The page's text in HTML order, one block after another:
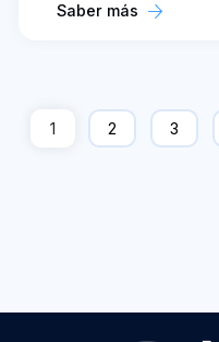
Saber más
1 2 3